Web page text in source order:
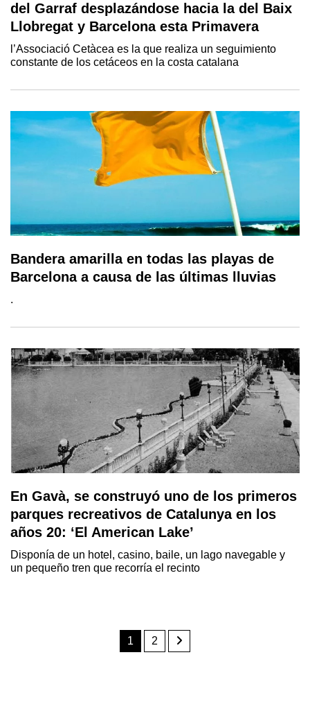
del Garraf desplazándose hacia la del Baix
Llobregat y Barcelona esta Primavera
l’Associació Cetàcea es la que realiza un seguimiento
constante de los cetáceos en la costa catalana
Bandera amarilla en todas las playas de
Barcelona a causa de las últimas lluvias
.
En Gavà, se construyó uno de los primeros
parques recreativos de Catalunya en los
años 20: ‘El American Lake’
Disponía de un hotel, casino, baile, un lago navegable y
un pequeño tren que recorría el recinto
1 2